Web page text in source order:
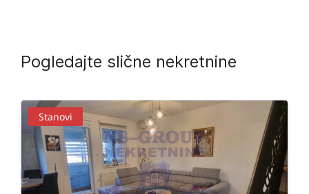
Pogledajte slične nekretnine
Stanovi